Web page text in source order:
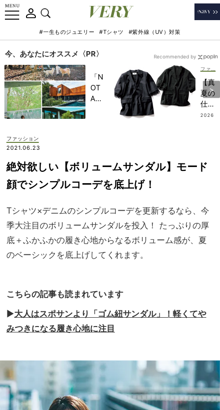
#一生ものジュエリー #Tシャツ #紫外線（UV）対策
今、あなたにオススメ〈PR〉
「N
OT
A
記憶
に一
生残
【極
上の
家族
旅】
を
【真
夏の
仕事
服】
ト』
にシ
フ
かっ
イン
に注
2026
Recommended by
ファッション
2021.06.23
絶対欲しい【ボリュームサンダル】モード
顔でシンプルコーデを底上げ！
Tシャツ×デニムのシンプルコーデを更新するなら、今
季大注目のボリュームサンダルを投入！ たっぷりの厚
底＋ふかふかの履き心地からなるボリューム感が、夏
のベーシックを底上げしてくれます。
こちらの記事も読まれています
▶︎大人はスポサンより「ゴム紐サンダル」！軽くてや
みつきになる履き心地に注目